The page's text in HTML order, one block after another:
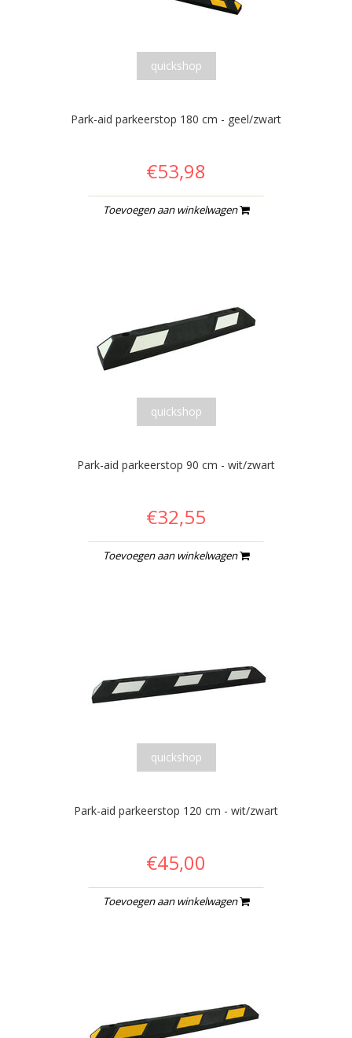
quickshop
Park-aid parkeerstop 180 cm - geel/zwart
€53,98
Toevoegen aan winkelwagen
quickshop
Park-aid parkeerstop 90 cm - wit/zwart
€32,55
Toevoegen aan winkelwagen
quickshop
Park-aid parkeerstop 120 cm - wit/zwart
€45,00
Toevoegen aan winkelwagen